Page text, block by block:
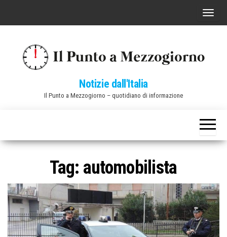
C
a
v
a
z
i
o
Notizie dall'Italia
Il Punto a Mezzogiorno – quotidiano di informazione
Tag: automobilista